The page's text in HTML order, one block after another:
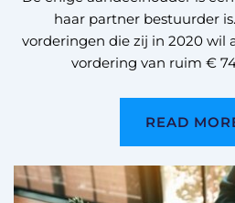
haar partner bestuurder
vorderingen die zij in 2020 wil
vordering van ruim €
READ